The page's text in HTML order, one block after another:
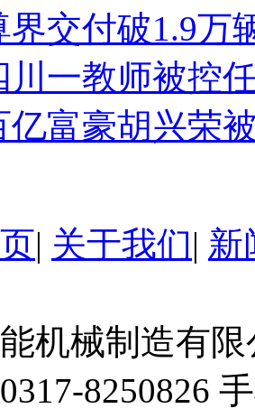
界交付破1.9万
川一教师被控
亿富豪胡兴荣
| 关于我们| 新
机械制造有限
8250826